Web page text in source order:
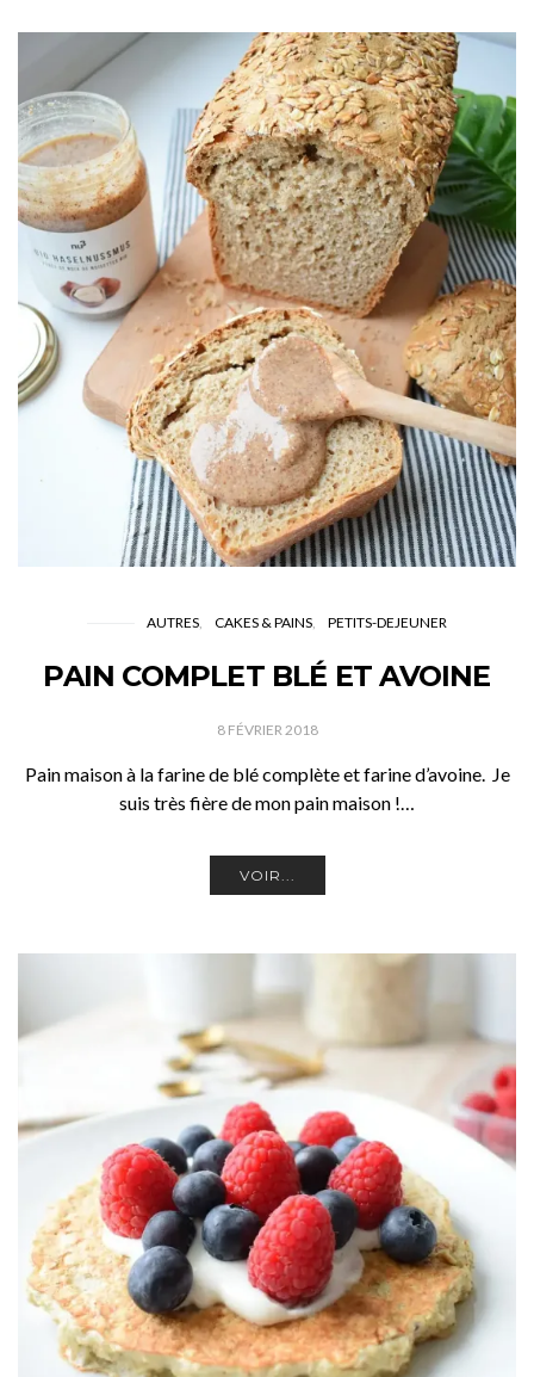
AUTRES CAKES & PAINS PETITS-DEJEUNER
PAIN COMPLET BLÉ ET AVOINE
8 FÉVRIER 2018
Pain maison à la farine de blé complète et farine d’avoine. Je
suis très fière de mon pain maison !…
VOIR...